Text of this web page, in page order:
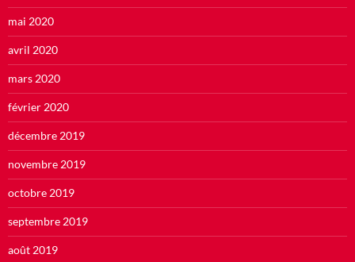
mai 2020
avril 2020
mars 2020
février 2020
décembre 2019
novembre 2019
octobre 2019
septembre 2019
août 2019